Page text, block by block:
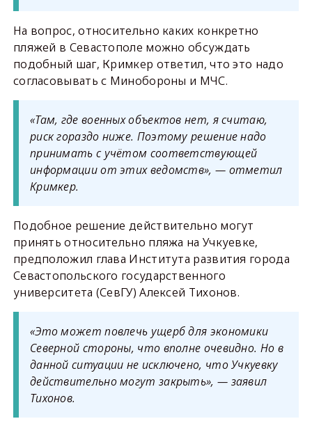
На вопрос, относительно каких конкретно
пляжей в Севастополе можно обсуждать
подобный шаг, Кримкер ответил, что это надо
согласовывать с Минобороны и МЧС.
«Там, где военных объектов нет, я считаю,
риск гораздо ниже. Поэтому решение надо
принимать с учётом соответствующей
информации от этих ведомств», — отметил
Кримкер.
Подобное решение действительно могут
принять относительно пляжа на Учкуевке,
предположил глава Института развития города
Севастопольского государственного
университета (СевГУ) Алексей Тихонов.
«Это может повлечь ущерб для экономики
Северной стороны, что вполне очевидно. Но в
данной ситуации не исключено, что Учкуевку
действительно могут закрыть», — заявил
Тихонов.